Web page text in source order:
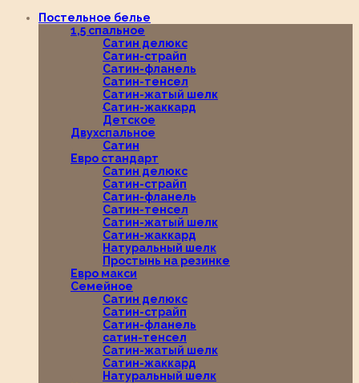
Постельное белье
1,5 спальное
Сатин делюкс
Сатин-страйп
Сатин-фланель
Сатин-тенсел
Сатин-жатый шелк
Сатин-жаккард
Детское
Двухспальное
Сатин
Евро стандарт
Сатин делюкс
Сатин-страйп
Сатин-фланель
Сатин-тенсел
Сатин-жатый шелк
Сатин-жаккард
Натуральный шелк
Простынь на резинке
Евро макси
Семейное
Сатин делюкс
Сатин-страйп
Сатин-фланель
сатин-тенсел
Сатин-жатый шелк
Сатин-жаккард
Натуральный шелк